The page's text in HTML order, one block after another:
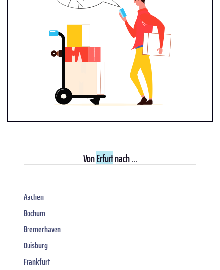
VonErfurtnach ...
Aachen
Bochum
Bremerhaven
Duisburg
Frankfurt